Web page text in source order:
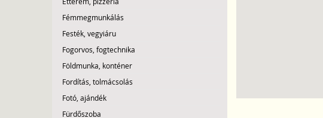
Fémmegmunkálás
Festék, vegyiáru
Fogorvos, fogtechnika
Földmunka, konténer
Fordítás, tolmácsolás
Fotó, ajándék
Fürdőszoba